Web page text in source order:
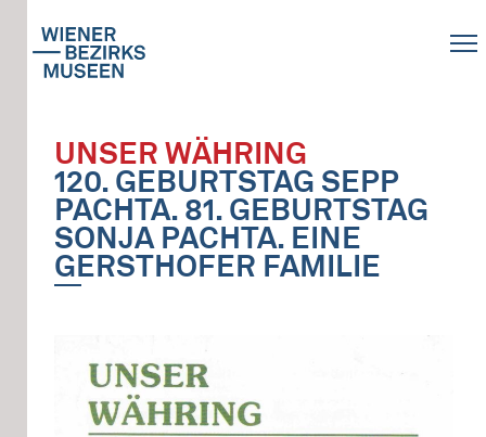
UNSER WÄHRING
120. GEBURTSTAG SEPP
PACHTA. 81. GEBURTSTAG
SONJA PACHTA. EINE
GERSTHOFER FAMILIE